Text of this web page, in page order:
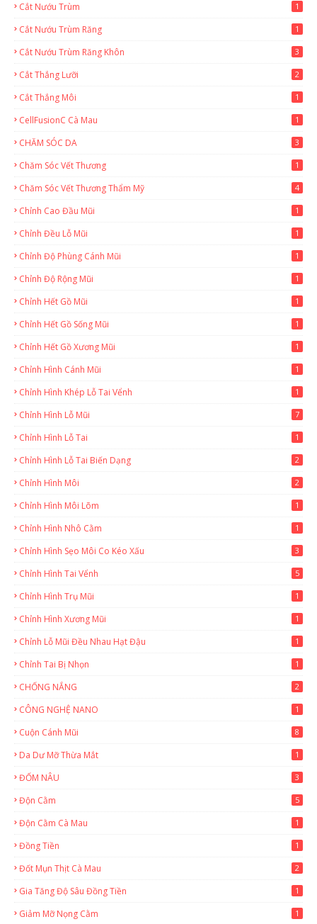
Cắt Nướu Trùm 1
Cắt Nướu Trùm Răng 1
Cắt Nướu Trùm Răng Khôn 3
Cắt Thắng Lưỡi 2
Cắt Thắng Môi 1
CellFusionC Cà Mau 1
CHĂM SÓC DA 3
Chăm Sóc Vết Thương 1
Chăm Sóc Vết Thương Thẩm Mỹ 4
Chỉnh Cao Đầu Mũi 1
Chỉnh Đều Lỗ Mũi 1
Chỉnh Độ Phùng Cánh Mũi 1
Chỉnh Độ Rộng Mũi 1
Chỉnh Hết Gồ Mũi 1
Chỉnh Hết Gồ Sống Mũi 1
Chỉnh Hết Gồ Xương Mũi 1
Chỉnh Hình Cánh Mũi 1
Chỉnh Hình Khép Lỗ Tai Vểnh 1
Chỉnh Hình Lỗ Mũi 7
Chỉnh Hình Lỗ Tai 1
Chỉnh Hình Lỗ Tai Biến Dạng 2
Chỉnh Hình Môi 2
Chỉnh Hình Môi Lõm 1
Chỉnh Hình Nhô Cằm 1
Chỉnh Hình Sẹo Môi Co Kéo Xấu 3
Chỉnh Hình Tai Vểnh 5
Chỉnh Hình Trụ Mũi 1
Chỉnh Hình Xương Mũi 1
Chỉnh Lỗ Mũi Đều Nhau Hạt Đậu 1
Chỉnh Tai Bị Nhọn 1
CHỐNG NẮNG 2
CÔNG NGHỆ NANO 1
Cuộn Cánh Mũi 8
Da Dư Mỡ Thừa Mắt 1
ĐỐM NÂU 3
Độn Cằm 5
Độn Cằm Cà Mau 1
Đồng Tiền 1
Đốt Mụn Thịt Cà Mau 2
Gia Tăng Độ Sâu Đồng Tiền 1
Giảm Mỡ Nọng Cằm 1